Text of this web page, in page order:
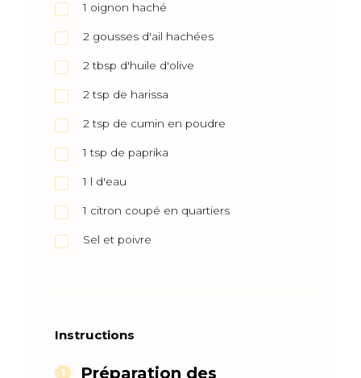
1 oignon haché
2 gousses d'ail hachées
2 tbsp d'huile d'olive
2 tsp de harissa
2 tsp de cumin en poudre
1 tsp de paprika
1 l d'eau
1 citron coupé en quartiers
Sel et poivre
Instructions
Préparation des